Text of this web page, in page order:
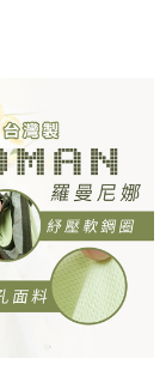
意方可使用
公司不負相關責
狀況，依本公司即
公司將視審查結果
現惡意使用之情形，
採取法律行動。